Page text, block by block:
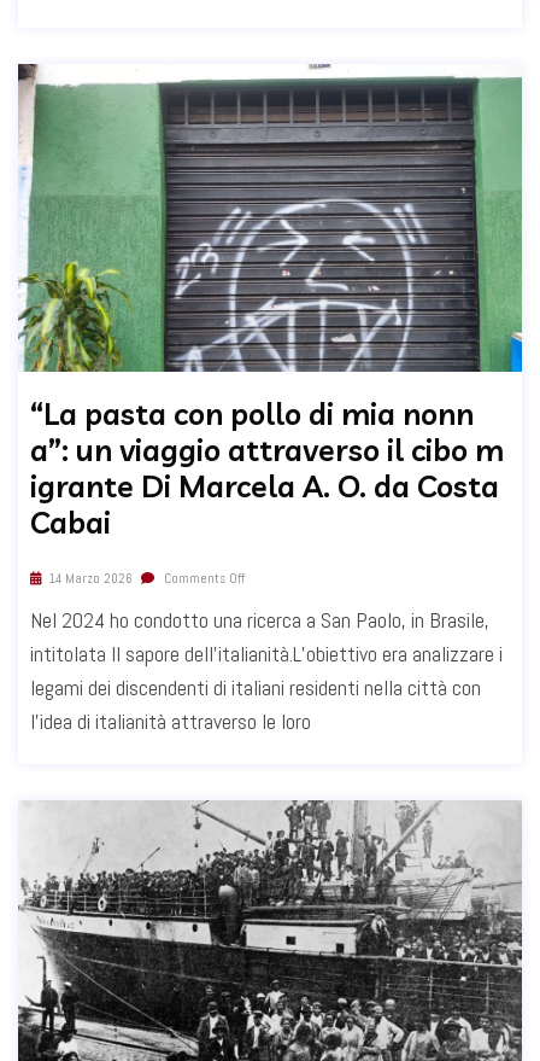
“La pasta con pollo di mia nonn
a”: un viaggio attraverso il cibo m
igrante Di Marcela A. O. da Costa
Cabai
14 Marzo 2026 Comments Off
Nel 2024 ho condotto una ricerca a San Paolo, in Brasile,
intitolata Il sapore dell’italianità.L’obiettivo era analizzare i
legami dei discendenti di italiani residenti nella città con
l’idea di italianità attraverso le loro